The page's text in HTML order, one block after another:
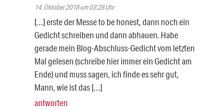
14. Oktober 2018 um 03:28 Uhr
[…] erste der Messe to be honest, dann noch ein
Gedicht schreiben und dann abhauen. Habe
gerade mein Blog-Abschluss-Gedicht vom letzten
Mal gelesen (schreibe hier immer ein Gedicht am
Ende) und muss sagen, ich finde es sehr gut,
Mann, wie ist das […]
antworten